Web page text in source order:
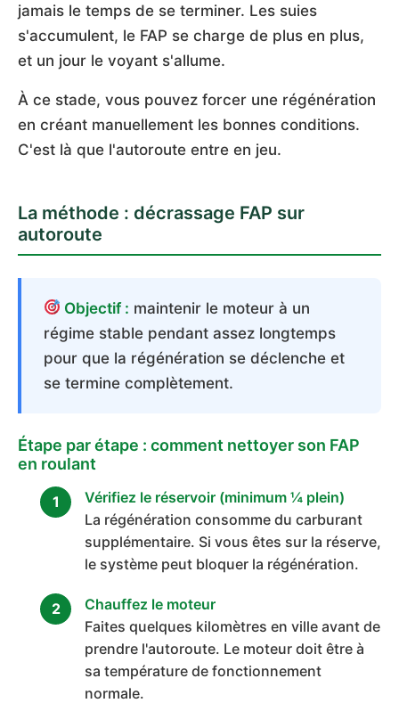
jamais le temps de se terminer. Les suies
s'accumulent, le FAP se charge de plus en plus,
et un jour le voyant s'allume.
À ce stade, vous pouvez forcer une régénération
en créant manuellement les bonnes conditions.
C'est là que l'autoroute entre en jeu.
La méthode : décrassage FAP sur
autoroute
Objectif : maintenir le moteur à un
régime stable pendant assez longtemps
pour que la régénération se déclenche et
se termine complètement.
Étape par étape : comment nettoyer son FAP
en roulant
Vérifiez le réservoir (minimum ¼ plein)
La régénération consomme du carburant
supplémentaire. Si vous êtes sur la réserve,
le système peut bloquer la régénération.
Chauffez le moteur
Faites quelques kilomètres en ville avant de
prendre l'autoroute. Le moteur doit être à
sa température de fonctionnement
normale.